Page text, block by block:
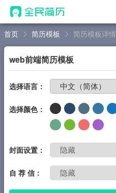
首页
AI 简历工具
AI 优化简历
AI 翻译简历
AI 诊断简历
AI 模拟面试
面试自我介绍
首页 简历模板 简历模板详情
web前端简历模板
选择语言：
选择颜色：
封面设置：
自 荐 信：